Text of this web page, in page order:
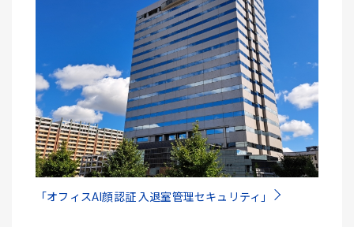
「オフィスAI顔認証 入退室管理セキュリティ」